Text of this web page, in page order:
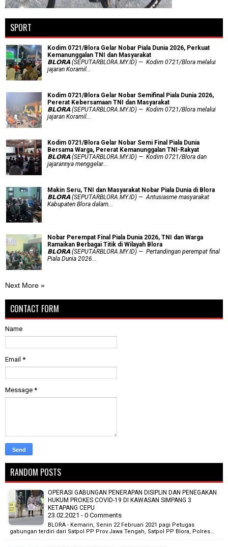
SPORT
Kodim 0721/Blora Gelar Nobar Piala Dunia 2026, Perkuat
Kemanunggalan TNI dan Masyarakat
𝗕𝗟𝗢𝗥𝗔 (SEPUTARBLORA.MY.ID) — Kodim 0721/Blora melalui
jajaran Koramil...
Kodim 0721/Blora Gelar Nobar Semifinal Piala Dunia 2026,
Pererat Kebersamaan TNI dan Masyarakat
𝗕𝗟𝗢𝗥𝗔 (SEPUTARBLORA.MY.ID) — Kodim 0721/Blora melalui
jajaran Koramil...
Kodim 0721/Blora Gelar Nobar Semi Final Piala Dunia
Bersama Warga, Pererat Kemanunggalan TNI-Rakyat
𝗕𝗟𝗢𝗥𝗔 (SEPUTARBLORA.MY.ID) — Kodim 0721/Blora dan
jajarannya menggelar...
Makin Seru, TNI dan Masyarakat Nobar Piala Dunia di Blora
𝗕𝗟𝗢𝗥𝗔 (SEPUTARBLORA.MY.ID) — Antusiasme masyarakat
Kabupaten Blora dalam...
Nobar Perempat Final Piala Dunia 2026, TNI dan Warga
Ramaikan Berbagai Titik di Wilayah Blora
𝗕𝗟𝗢𝗥𝗔 (SEPUTARBLORA.MY.ID) — Pertandingan perempat final
Piala Dunia 2026...
Next More »
CONTACT FORM
Name
Email *
Message *
RANDOM POSTS
OPERASI GABUNGAN PENERAPAN DISIPLIN DAN PENEGAKAN
HUKUM PROKES COVID-19 DI KAWASAN SIMPANG 3
KETAPANG CEPU
23.02.2021 - 0 Comments
BLORA - Kemarin, Senin 22 Februari 2021 pagi Petugas
gabungan terdiri dari Satpol PP Prov.Jawa Tengah, Satpol PP Blora, Polres…